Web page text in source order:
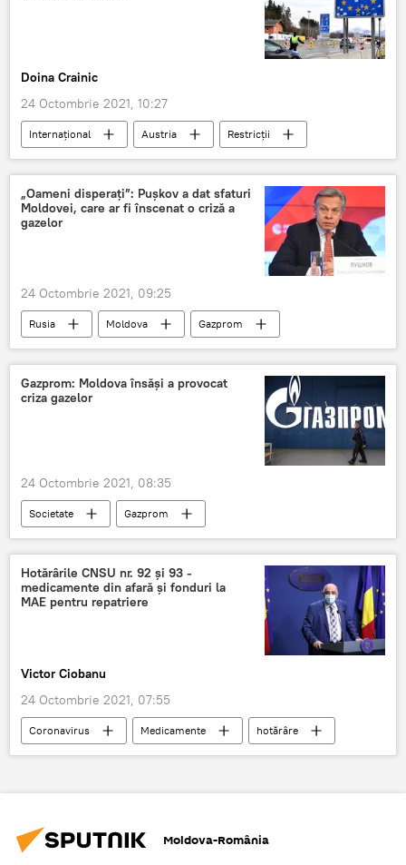
Doina Crainic
24 Octombrie 2021, 10:27
Internaţional Austria
Restricții
Vaccinare
COVID-19 Lockdown
„Oameni disperați”: Pușkov a dat sfaturi
Moldovei, care ar fi înscenat o criză a
gazelor
24 Octombrie 2021, 09:25
Rusia Moldova
Gazprom
gaz natural
Aleksei Pușkov
Rusia
Criza gazelor
Gazprom: Moldova însăși a provocat
criza gazelor
24 Octombrie 2021, 08:35
Societate
Gazprom
Republica Moldova
Rusia
Criza gazelor
Hotărârile CNSU nr. 92 și 93 -
medicamente din afară și fonduri la
MAE pentru repatriere
Victor Ciobanu
24 Octombrie 2021, 07:55
Coronavirus Medicamente
hotărâre
repatriere
COVID-19
CNSU
Moldova-România